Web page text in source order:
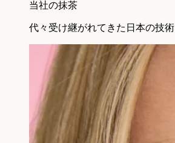
当社の抹茶
代々受け継がれてきた日本の技術